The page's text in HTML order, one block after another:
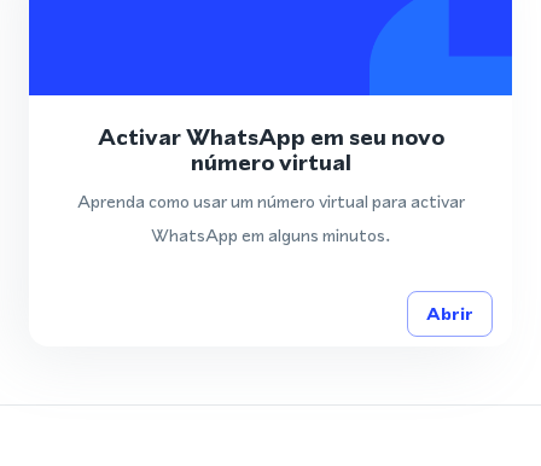
Activar WhatsApp em seu novo
número virtual
Aprenda como usar um número virtual para activar
WhatsApp em alguns minutos.
Abrir